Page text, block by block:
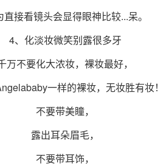
直接看镜头会显得眼神比较...呆。
4、化淡妆微笑别露很多牙
万不要化大浓妆，裸妆最好，
一样的裸妆，无妆胜有妆！
不要带美瞳，
露出耳朵眉毛，
不要带耳饰，